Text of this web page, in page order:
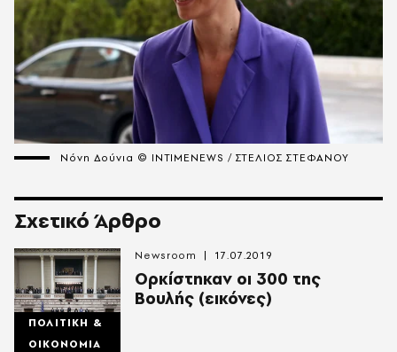
Νόνη Δούνια © INTIMENEWS / ΣΤΕΛΙΟΣ ΣΤΕΦΑΝΟΥ
Σχετικό Άρθρο
ΠΟΛΙΤΙΚΗ &
ΟΙΚΟΝΟΜΙΑ
Ορκίστηκαν οι 300 της
Βουλής (εικόνες)
Newsroom 17.07.2019